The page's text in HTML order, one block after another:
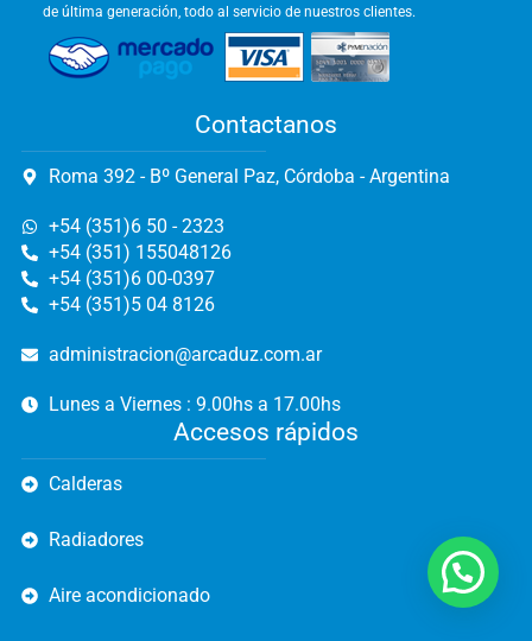
de última generación, todo al servicio de nuestros clientes.
Contactanos
Roma 392 - Bº General Paz, Córdoba - Argentina
+54 (351)6 50 - 2323
+54 (351) 155048126
+54 (351)6 00-0397
+54 (351)5 04 8126
administracion@arcaduz.com.ar
Lunes a Viernes : 9.00hs a 17.00hs
Accesos rápidos
Calderas
Radiadores
Aire acondicionado